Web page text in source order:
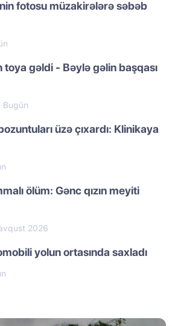
fotosu müzakirələrə səbəb
gəldi - Bəylə gəlin başqası
Bugün
üzə çıxardı: Klinikaya
ölüm: Gənc qızın meyiti
2026
yolun ortasında saxladı